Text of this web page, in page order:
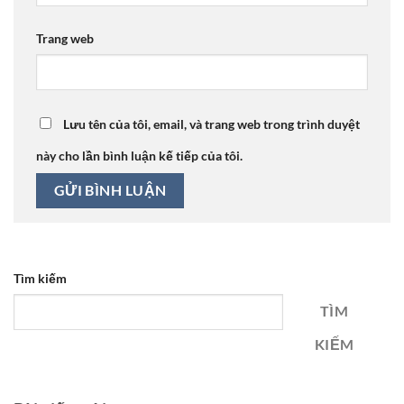
Trang web
Lưu tên của tôi, email, và trang web trong trình duyệt
này cho lần bình luận kế tiếp của tôi.
Tìm kiếm
TÌM
KIẾM